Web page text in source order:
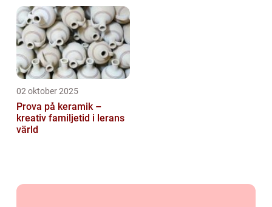
02 oktober 2025
Prova på keramik –
kreativ familjetid i lerans
värld